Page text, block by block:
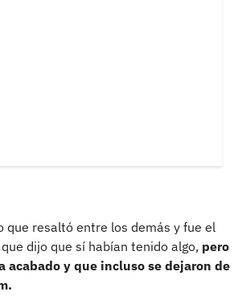
que resaltó entre los demás y fue el
dijo que sí habían tenido algo, pero
acabado y que incluso se dejaron de